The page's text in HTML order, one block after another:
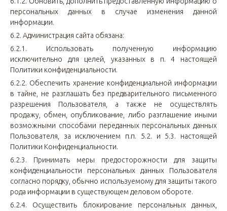
персональных данных в случае изменения данной
информации.
6.2. Администрация сайта обязана:
6.2.1. Использовать полученную информацию
исключительно для целей, указанных в п. 4 настоящей
Политики конфиденциальности.
6.2.2. Обеспечить хранение конфиденциальной информации
в тайне, не разглашать без предварительного письменного
разрешения Пользователя, а также не осуществлять
продажу, обмен, опубликование, либо разглашение иными
возможными способами переданных персональных данных
Пользователя, за исключением п.п. 5.2. и 5.3. настоящей
Политики Конфиденциальности.
6.2.3. Принимать меры предосторожности для защиты
конфиденциальности персональных данных Пользователя
согласно порядку, обычно используемому для защиты такого
рода информации в существующем деловом обороте.
6.2.4. Осуществить блокирование персональных данных,